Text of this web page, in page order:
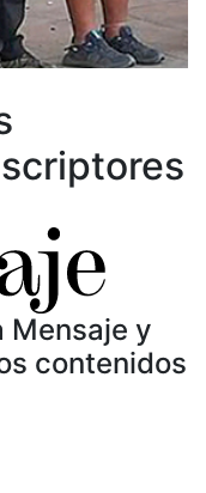
Mensaje y
contenidos